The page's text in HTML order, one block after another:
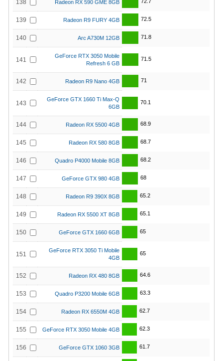
138 Radeon RX 590 GME 8GB
139 Radeon R9 FURY 4GB 72.5
140 Arc A730M 12GB 71.8
141
GeForce RTX 3050 Mobile
Refresh 6 GB
71.5
142 Radeon R9 Nano 4GB 71
143
GeForce GTX 1660 Ti Max-Q
6GB
70.1
144 Radeon RX 5500 4GB 68.9
145 Radeon RX 580 8GB 68.7
146 Quadro P4000 Mobile 8GB 68.2
147 GeForce GTX 980 4GB 68
148 Radeon R9 390X 8GB 65.2
149 Radeon RX 5500 XT 8GB 65.1
150 GeForce GTX 1660 6GB 65
151
GeForce RTX 3050 Ti Mobile
4GB
65
152 Radeon RX 480 8GB 64.6
153 Quadro P3200 Mobile 6GB 63.3
154 Radeon RX 6550M 4GB 62.7
155 GeForce RTX 3050 Mobile 4GB 62.3
156 GeForce GTX 1060 3GB 61.7